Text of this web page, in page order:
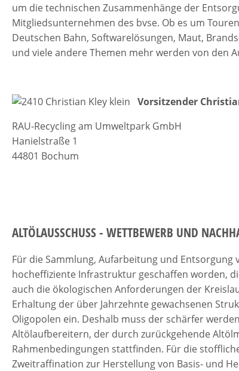
um die technischen Zusammenhänge der
Mitgliedsunternehmen des bvse. Ob es um
Deutschen Bahn, Softwarelösungen, Maut,
und viele andere Themen mehr werden von den
Vorsitzender
RAU-Recycling am Umweltpark GmbH
Hanielstraße 1
44801 Bochum
ALTÖLAUSSCHUSS - WETTBEWERB UND
Für die Sammlung, Aufarbeitung und
hocheffiziente Infrastruktur geschaffen worden,
auch die ökologischen Anforderungen der
Erhaltung der über Jahrzehnte gewachsenen
Oligopolen ein. Deshalb muss der schärfer
Altölaufbereitern, der durch zurückgehende
Rahmenbedingungen stattfinden. Für die
Zweitraffination zur Herstellung von Basis- und